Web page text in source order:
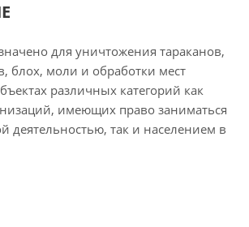
для уничтожения тараканов,
блох, моли и обработки мест
различных категорий как
имеющих право заниматься
деятельностью, так и населением в